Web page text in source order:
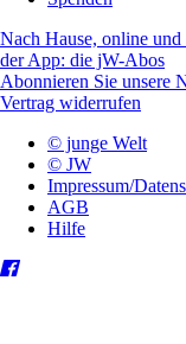
Nach Hause, online und
der App: die jW-Abos
Abonnieren Sie unsere
Vertrag widerrufen
© junge Welt
© JW
Impressum/
AGB
Hilfe